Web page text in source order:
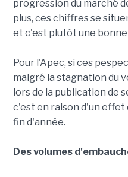
progression du marché
plus, ces chiffres se
et c'est plutôt une bonne
Pour l'Apec, si ces
malgré la stagnation du
lors de la publication de
c'est en raison d'un
fin d'année.
Des volumes